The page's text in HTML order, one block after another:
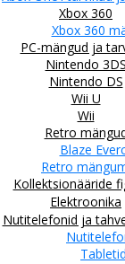
Xbox 360
Xbox 360
PC-mängud ja
Nintendo 3DS
Nintendo DS
Wii U
Wii
Retro
Blaze
Retro
Kollektsionääride
Elektroonika
Nutitelefonid ja
Tabletid